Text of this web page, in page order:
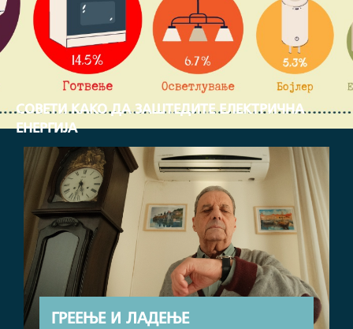
СОВЕТИ КАКО ДА ЗАШТЕДИТЕ ЕЛЕКТРИЧНА
ЕНЕРГИЈА
ГРЕЕЊЕ И ЛАДЕЊЕ